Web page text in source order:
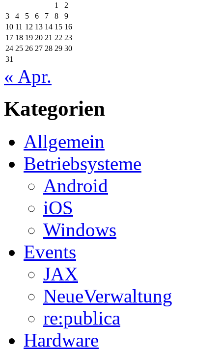
1
2
3
4 5 6 7 8
9
10 11 12 13 14 15 16
17 18 19 20 21 22 23
24 25 26 27 28 29 30
31
« Apr.
Kategorien
Allgemein
Betriebsysteme
Android
iOS
Windows
Events
JAX
NeueVerwaltung
re:publica
Hardware